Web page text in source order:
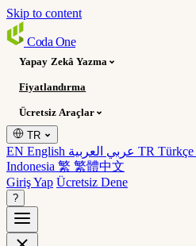
Skip to content
Coda One
Yapay Zekâ Yazma
Fiyatlandırma
Ücretsiz Araçlar
TR
EN English TR Türkçe
Indonesia 繁 繁體中文
Giriş Yap Ücretsiz Dene
?